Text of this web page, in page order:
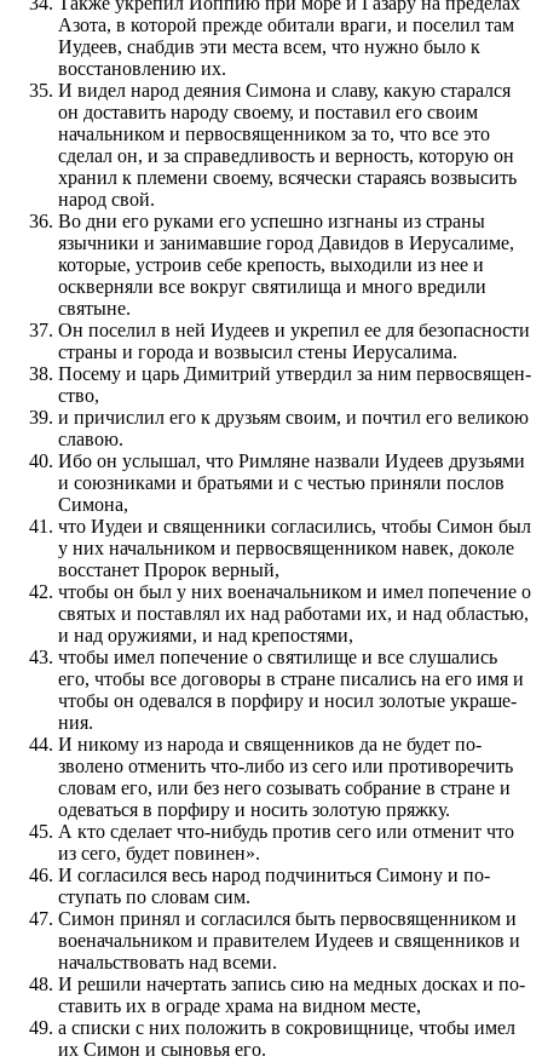
Азота, в которой пре­жде обитали враги, и по­селил там
Иудеев, снабдив эти места всем, что нужно было к
восстановле­нию их.
И видел народ деяния Симона и славу, какую старал­ся
он доставить народу своему, и по­ставил его сво­им
начальником и первосвящен­ником за то, что все это
сделал он, и за справедливость и верность, которую он
хранил к племе­ни своему, всячески стараясь воз­высить
народ свой.
Во дни его руками его успешно изгнаны из страны
язычники и занимав­шие город Давидов в Иерусалиме,
которые, устро­ив себе крепость, выходили из нее и
оскверняли все вокруг святилища и много вредили
святыне.
Он по­селил в ней Иудеев и укрепил ее для безопасности
страны и города и воз­высил стены Иерусалима.
Посему и царь Димитрий утвердил за ним первосвящен­
ство,
и при­числил его к друзьям сво­им, и по­чтил его великою
славою.
Ибо он услы­шал, что Римляне назвали Иудеев друзьями
и союзниками и братьями и с честью при­няли по­слов
Симона,
что Иудеи и священ­ники согласились, чтобы Симон был
у них начальником и первосвящен­ником навек, доколе
восстанет Пророк верный,
чтобы он был у них военачальником и имел по­пече­ние о
святых и по­ставлял их над работами их, и над областью,
и над оружиями, и над крепостями,
чтобы имел по­пече­ние о святилище и все слушались
его, чтобы все договоры в стране писались на его имя и
чтобы он одевал­ся в по­рфиру и носил золотые украше­
ния.
И никому из народа и священ­ников да не будет по­
зволено отме­нить что-либо из сего или про­тиворечить
словам его, или без него созы­вать собрание в стране и
оде­ваться в по­рфиру и носить золотую пряжку.
А кто сделает что-нибудь про­тив сего или отме­нит что
из сего, будет по­винен».
И согласил­ся весь народ подчиниться Симону и по­
ступать по словам сим.
Симон при­нял и согласил­ся быть первосвящен­ником и
военачальником и правителем Иудеев и священ­ников и
началь­ство­вать над всеми.
И решили начертать запись сию на медных досках и по­
ставить их в ограде храма на видном месте,
а списки с них по­ложить в сокровищнице, чтобы имел
их Симон и сыновья его.